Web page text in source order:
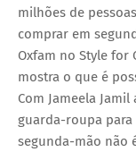
milhões de
comprar em
Oxfam no Style for
mostra o que é
Com Jameela
guarda-roupa para
segunda-mão não